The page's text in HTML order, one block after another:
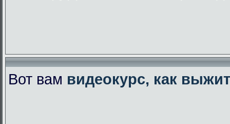
Вот вам видеокурс, как